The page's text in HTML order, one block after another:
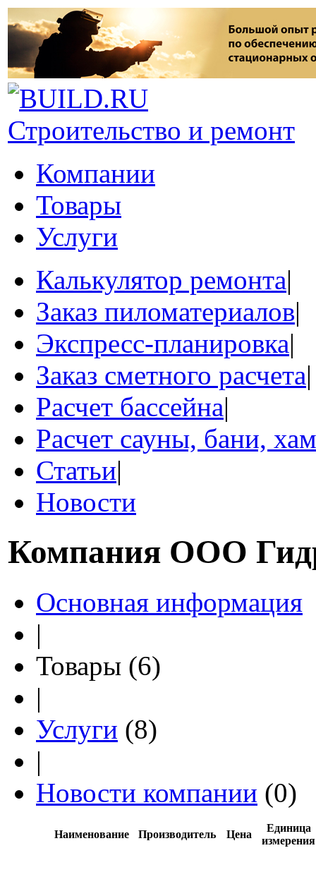
Строительство и ремонт
Компании
Товары
Услуги
Калькулятор ремонта|
Заказ пиломатериалов|
Экспресс-планировка|
Заказ сметного расчета|
Расчет бассейна|
Расчет сауны, бани,
Статьи|
Новости
Компания ООО
Основная информация
|
Товары (6)
|
Услуги (8)
|
Новости компании (0)
Наименование Производитель Цена
Единица
измерения